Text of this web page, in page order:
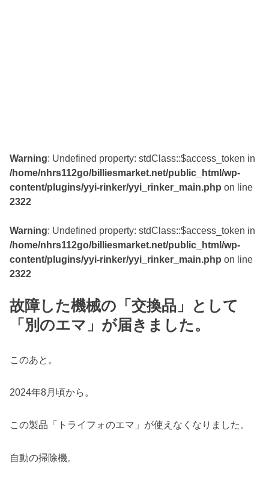
Warning: Undefined property: stdClass::$access_token in
/home/nhrs112go/billiesmarket.net/public_html/wp-
content/plugins/yyi-rinker/yyi_rinker_main.php on line
2322
Warning: Undefined property: stdClass::$access_token in
/home/nhrs112go/billiesmarket.net/public_html/wp-
content/plugins/yyi-rinker/yyi_rinker_main.php on line
2322
故障した機械の「交換品」として
「別のエマ」が届きました。
このあと。
2024年8月頃から。
この製品「トライフォのエマ」が使えなくなりました。
自動の掃除機。